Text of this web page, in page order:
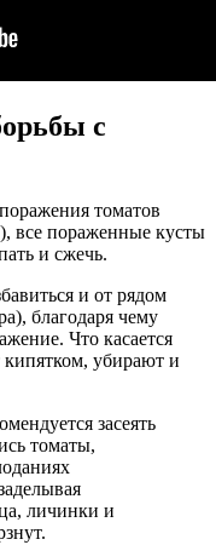
с
томатов
все пораженные кусты
и сжечь.
и от рядом
благодаря чему
Что касается
кипятком, убирают и
засеять
томаты,
личинки и